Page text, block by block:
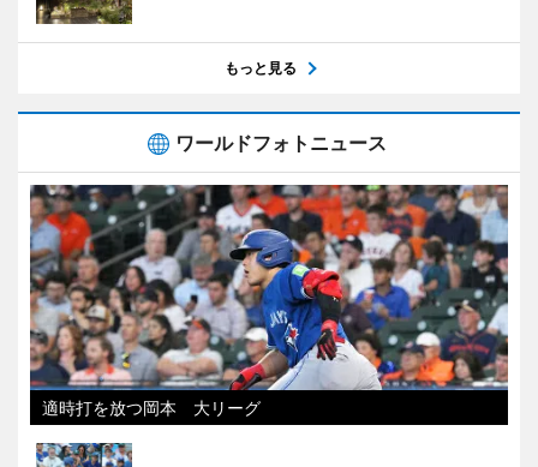
もっと見る
ワールドフォトニュース
適時打を放つ岡本 大リーグ